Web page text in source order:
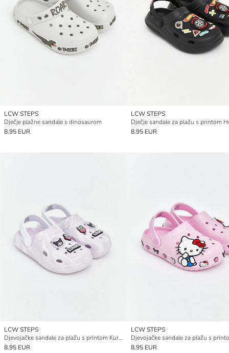
LCW STEPS
Dječje plažne sandale s dinosaurom
8.95 EUR
LCW STEPS
8.95 EUR
LCW STEPS
Djevojačke sandale za plažu s printom Kuromi
8.95 EUR
LCW STEPS
8.95 EUR